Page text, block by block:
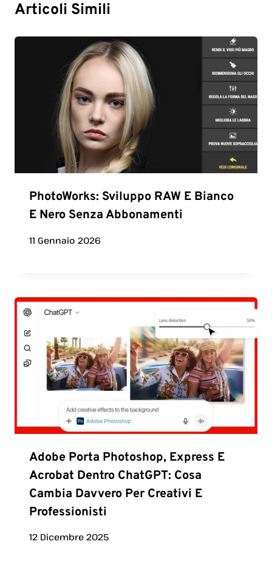
Articoli Simili
PhotoWorks: Sviluppo RAW E Bianco
E Nero Senza Abbonamenti
11 Gennaio 2026
Adobe Porta Photoshop, Express E
Acrobat Dentro ChatGPT: Cosa
Cambia Davvero Per Creativi E
Professionisti
12 Dicembre 2025